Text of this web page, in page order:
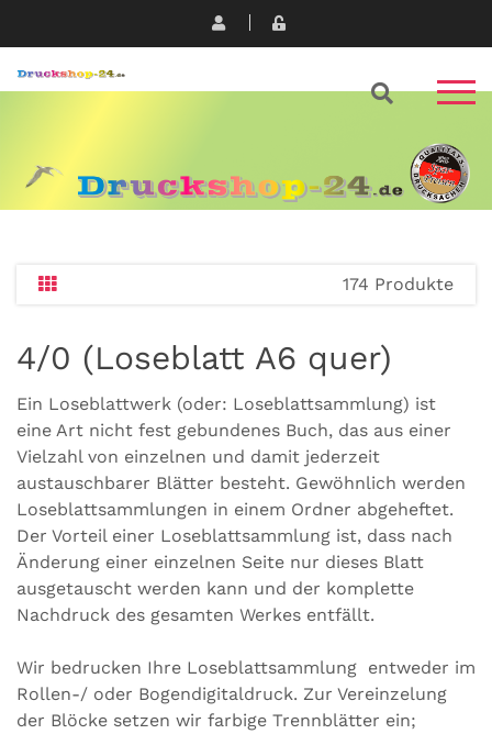
174 Produkte
4/0 (Loseblatt A6 quer)
Ein Loseblattwerk (oder: Loseblattsammlung) ist
eine Art nicht fest gebundenes Buch, das aus einer
Vielzahl von einzelnen und damit jederzeit
austauschbarer Blätter besteht. Gewöhnlich werden
Loseblattsammlungen in einem Ordner abgeheftet.
Der Vorteil einer Loseblattsammlung ist, dass nach
Änderung einer einzelnen Seite nur dieses Blatt
ausgetauscht werden kann und der komplette
Nachdruck des gesamten Werkes entfällt.
Wir bedrucken Ihre Loseblattsammlung entweder im
Rollen-/ oder Bogendigitaldruck. Zur Vereinzelung
der Blöcke setzen wir farbige Trennblätter ein;